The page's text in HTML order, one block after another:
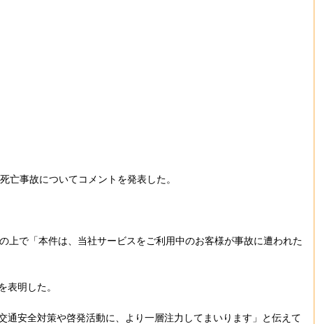
事故についてコメントを発表した。
で「本件は、当社サービスをご利用中のお客様が事故に遭われた
明した。
安全対策や啓発活動に、より一層注力してまいります」と伝えて